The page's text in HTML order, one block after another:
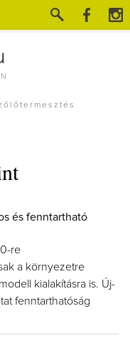
és fenntartható
re
a környezetre
kialakításra is. Új-
fenntarthatóság